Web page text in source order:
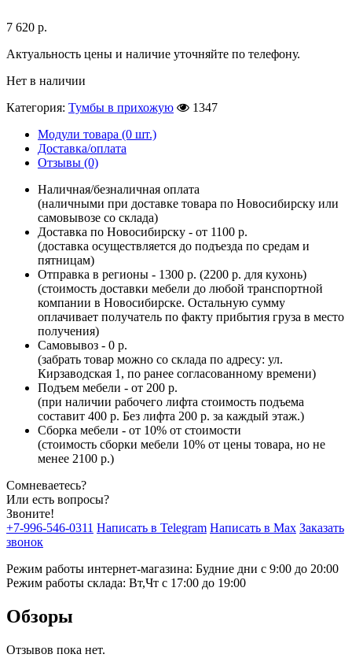
7 620 р.
Актуальность цены и наличие уточняйте по телефону.
Нет в наличии
Категория: Тумбы в прихожую
1347
Модули товара (0 шт.)
Доставка/оплата
Отзывы (0)
Наличная/безналичная оплата
(наличными при доставке товара по Новосибирску или
самовывозе со склада)
Доставка по Новосибирску - от 1100 р.
(доставка осуществляется до подъезда по средам и
пятницам)
Отправка в регионы - 1300 р. (2200 р. для кухонь)
(стоимость доставки мебели до любой транспортной
компании в Новосибирске. Остальную сумму
оплачивает получатель по факту прибытия груза в место
получения)
Самовывоз - 0 р.
(забрать товар можно со склада по адресу: ул.
Кирзаводская 1, по ранее согласованному времени)
Подъем мебели - от 200 р.
(при наличии рабочего лифта стоимость подъема
составит 400 р. Без лифта 200 р. за каждый этаж.)
Сборка мебели - от 10% от стоимости
(стоимость сборки мебели 10% от цены товара, но не
менее 2100 р.)
Сомневаетесь?
Или есть вопросы?
Звоните!
+7-996-546-0311 Написать в Telegram Написать в Max Заказать
звонок
Режим работы интернет-магазина: Будние дни с 9:00 до 20:00
Режим работы склада: Вт,Чт с 17:00 до 19:00
Обзоры
Отзывов пока нет.